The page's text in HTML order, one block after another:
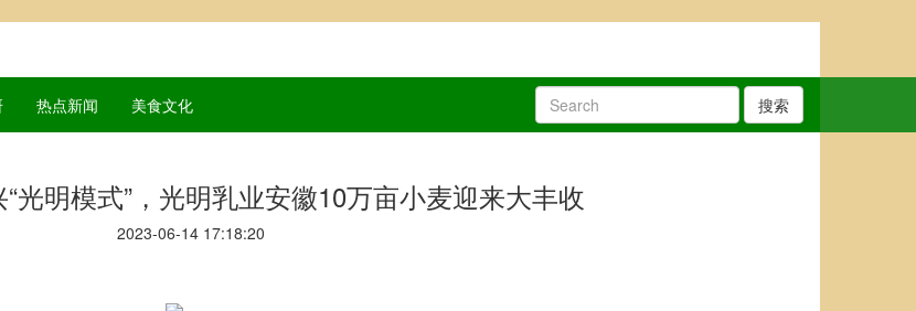
热点新闻 美食文化 搜索
光明模式”，光明乳业安徽10万亩小麦迎来大丰收
2023-06-14 17:18:20